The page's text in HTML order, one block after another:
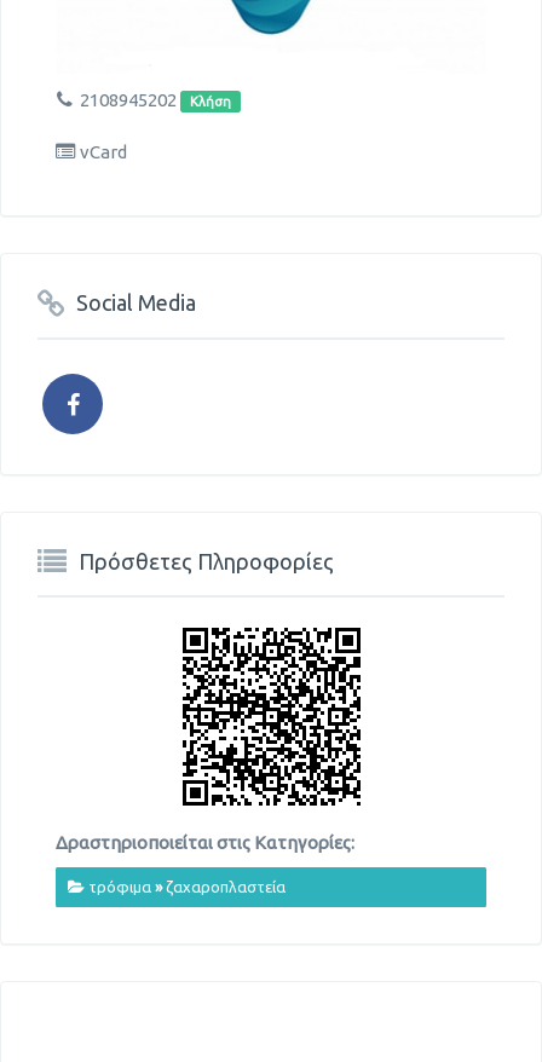
2108945202 Κλήση
vCard
Social Media
Πρόσθετες Πληροφορίες
Δραστηριοποιείται στις Κατηγορίες:
τρόφιμα »ζαχαροπλαστεία